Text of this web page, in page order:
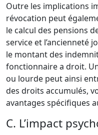
Outre les implications
révocation peut
le calcul des pensions
service et l’ancienneté
le montant des
fonctionnaire a droit.
ou lourde peut ainsi
des droits accumulés,
avantages spécifiques
C. L’impact